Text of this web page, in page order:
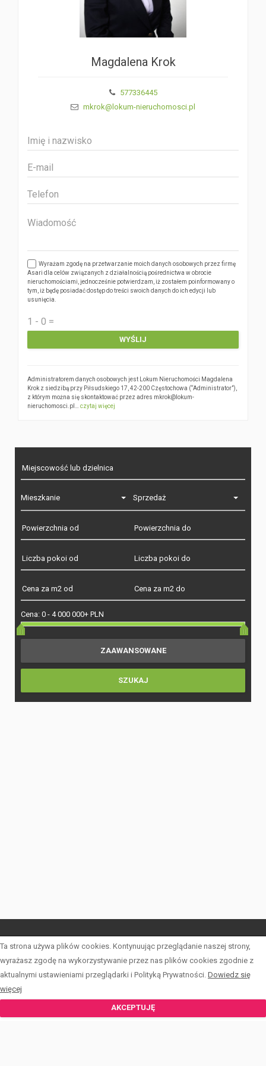
Magdalena Krok
577336445
mkrok@lokum-nieruchomosci.pl
Wyrażam zgodę na przetwarzanie moich danych osobowych przez firmę
Asari dla celów związanych z działalnością pośrednictwa w obrocie
nieruchomościami, jednocześnie potwierdzam, iż zostałem poinformowany o
tym, iż będę posiadać dostęp do treści swoich danych do ich edycji lub
usunięcia.
WYŚLIJ
Administratorem danych osobowych jest Lokum Nieruchomości Magdalena
Krok z siedzibą przy Piłsudskiego 17, 42-200 Częstochowa (“Administrator”),
z którym można się skontaktować przez adres mkrok@lokum-
nieruchomosci.pl… czytaj więcej
Mieszkanie Sprzedaż
Cena: 0 - 4 000 000+ PLN
START
LISTA OFERT
FORMULARZE
Ta strona używa plików cookies. Kontynuując przeglądanie naszej strony,
wyrażasz zgodę na wykorzystywanie przez nas plików cookies zgodnie z
aktualnymi ustawieniami przeglądarki i Polityką Prywatności. Dowiedz się
więcej
AKCEPTUJĘ